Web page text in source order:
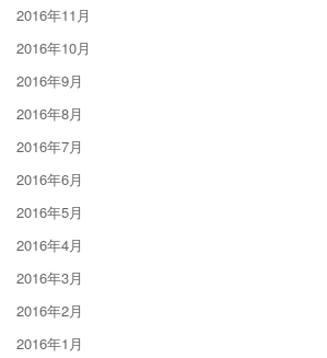
2016年11月
2016年10月
2016年9月
2016年8月
2016年7月
2016年6月
2016年5月
2016年4月
2016年3月
2016年2月
2016年1月